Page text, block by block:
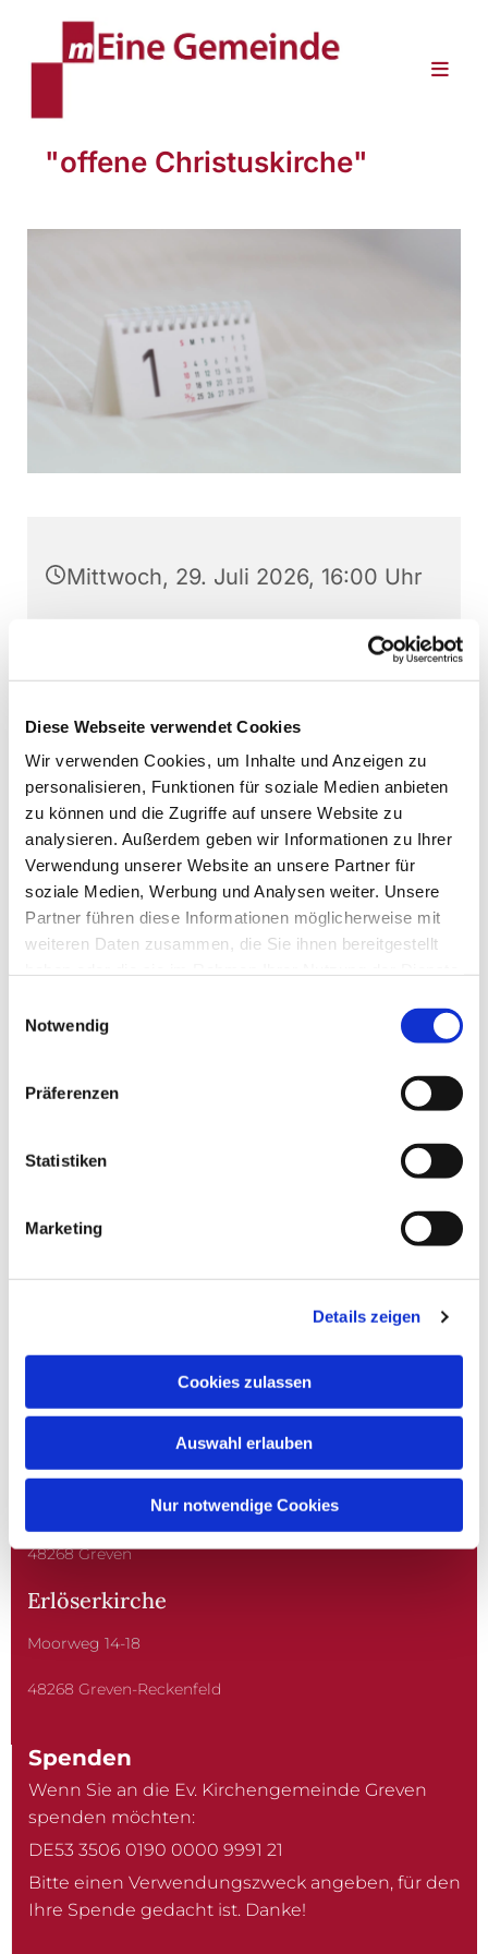
Diese Webseite verwendet Cookies
Wir verwenden Cookies, um Inhalte und Anzeigen zu
personalisieren, Funktionen für soziale Medien anbieten
zu können und die Zugriffe auf unsere Website zu
analysieren. Außerdem geben wir Informationen zu Ihrer
Verwendung unserer Website an unsere Partner für
soziale Medien, Werbung und Analysen weiter. Unsere
Partner führen diese Informationen möglicherweise mit
weiteren Daten zusammen, die Sie ihnen bereitgestellt
Notwendig
Präferenzen
Statistiken
Marketing
Details zeigen
Cookies zulassen
Auswahl erlauben
Nur notwendige Cookies
"offene Christuskirche"
Mittwoch, 29. Juli 2026, 16:00 Uhr
Christuskirche, Am Wilhelmplatz
EV. KIRCHENGEMEINDE
Christuskirche
Kardinal-von-Galen-Straße 10
48268 Greven
Erlöserkirche
Moorweg 14-18
48268 Greven-Reckenfeld
Spenden
Wenn Sie an die Ev. Kirchengemeinde Greven
spenden möchten:
DE53 3506 0190 0000 9991 21
Bitte einen Verwendungszweck angeben, für den
Ihre Spende gedacht ist. Danke!